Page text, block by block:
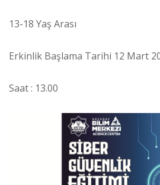
13-18 Yaş Arası
Erkinlik Başlama Tarihi 12 Mart
Saat : 13.00